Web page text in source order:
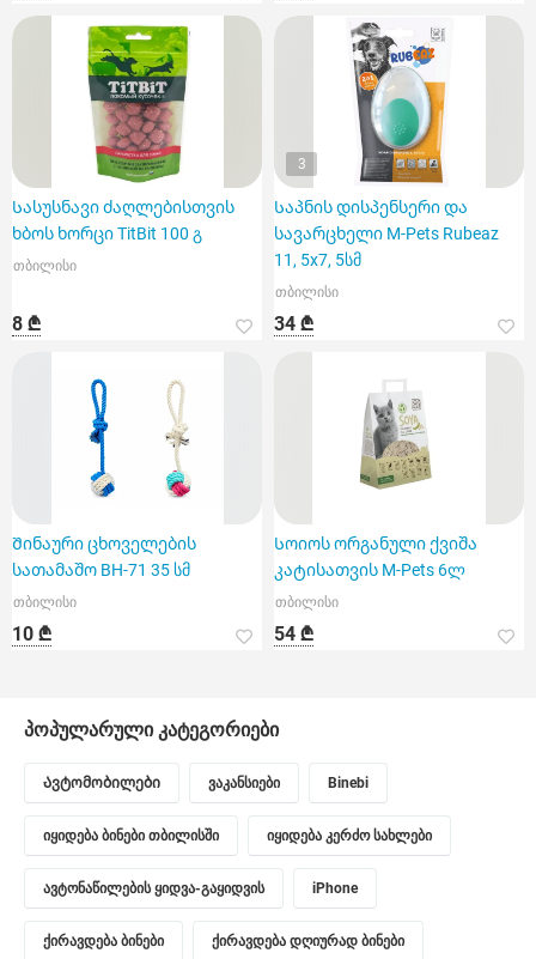
Სასუსნავი ძაღლებისთვის
ხბოს ხორცი TitBit 100 გ
თბილისი
8 ₾
3
Საპნის დისპენსერი და
სავარცხელი M-Pets Rubeaz
11, 5x7, 5სმ
თბილისი
34 ₾
Შინაური ცხოველების
სათამაშო BH-71 35 სმ
თბილისი
10 ₾
Სოიოს ორგანული ქვიშა
კატისათვის M-Pets 6ლ
თბილისი
54 ₾
პოპულარული კატეგორიები
Ავტომობილები ვაკანსიები Binebi
იყიდება ბინები თბილისში იყიდება კერძო სახლები
ავტონაწილების ყიდვა-გაყიდვის iPhone
ქირავდება ბინები ქირავდება დღიურად ბინები